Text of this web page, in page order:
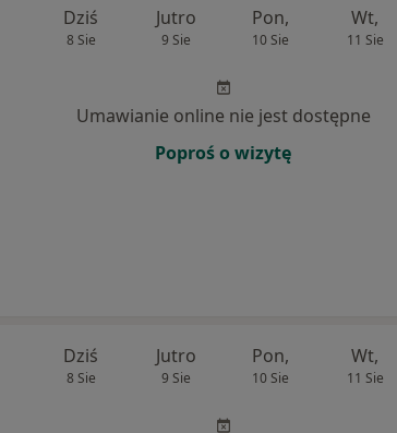
Dziś
8 Sie
Jutro
9 Sie
Pon,
10 Sie
Wt,
11 Sie
Umawianie online nie jest dostępne
Poproś o wizytę
Dziś
8 Sie
Jutro
9 Sie
Pon,
10 Sie
Wt,
11 Sie